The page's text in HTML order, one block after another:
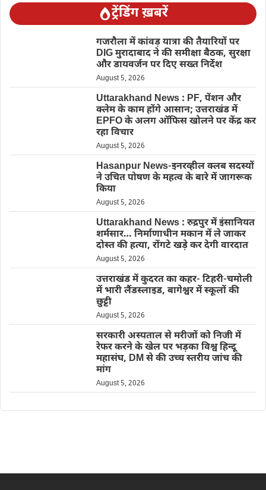
ट्रेंडिंग ख़बरें
गजरौला में कांवड़ यात्रा की तैयारियों पर
DIG मुरादाबाद ने की समीक्षा बैठक, सुरक्षा
और डायवर्जन पर दिए सख्त निर्देश
August 5, 2026
Uttarakhand News : PF, पेंशन और
क्लेम के काम होंगे आसान; उत्तराखंड में
EPFO के अलग ऑफिस खोलने पर केंद्र कर
रहा विचार
August 5, 2026
Hasanpur News-इनरव्हील क्लब सदस्यों
ने उचित पोषण के महत्व के बारे में जागरूक
किया
August 5, 2026
Uttarakhand News : रुद्रपुर में इंसानियत
शर्मसार… निर्माणाधीन मकान में ले जाकर
दोस्त की हत्या, रोंगटे खड़े कर देगी वारदात
August 5, 2026
उत्तराखंड में कुदरत का कहर- टिहरी-चमोली
में भारी लैंडस्लाइड, बागेश्वर में स्कूलों की
छुट्टी
August 5, 2026
सरकारी अस्पताल से मरीजों को निजी में
रेफर करने के खेल पर भड़का विश्व हिन्दू
महासंघ, DM से की उच्च स्तरीय जांच की
मांग
August 5, 2026